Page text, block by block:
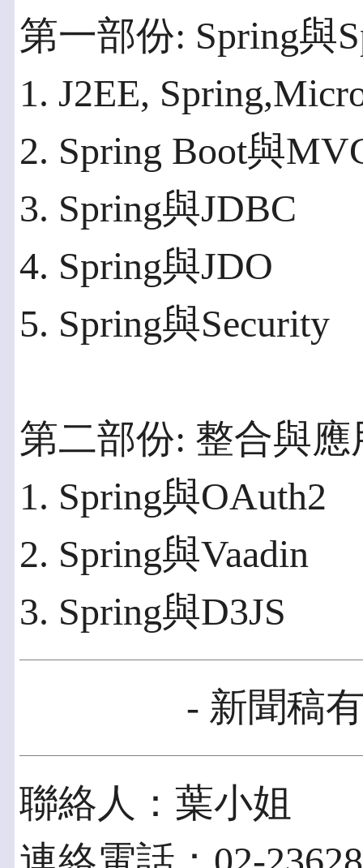
第一部份: Spring與
1. J2EE,
2. Spring Boot與
3. Spring與JDBC
4. Spring與JDO
5. Spring與Security
第二部份: 整合與應
1. Spring與OAuth2
2. Spring與Vaadin
3. Spring與D3JS
- 新聞稿
聯絡人：葉小姐